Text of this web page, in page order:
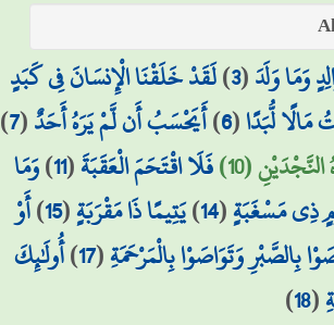
وَمَا وَلَدَ(
3
)لَقَدْ خَلَقْنَا الْإِنسَانَ فِي كَبَدٍ
لُّبَدًا(
6
)أَيَحْسَبُ أَن لَّمْ يَرَهُ أَحَدٌ(
7
)
(10)
فَلَا اقْتَحَمَ الْعَقَبَةَ(
11
)وَمَا
ذِي مَسْغَبَةٍ(
14
)يَتِيمًا ذَا مَقْرَبَةٍ(
15
)أَوْ
بِالصَّبْرِ وَتَوَاصَوْا بِالْمَرْحَمَةِ(
17
)أُولَٰئِكَ
(
18
)